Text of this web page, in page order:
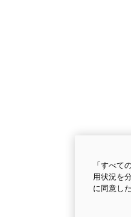
「すべて
用状況を
に同意し